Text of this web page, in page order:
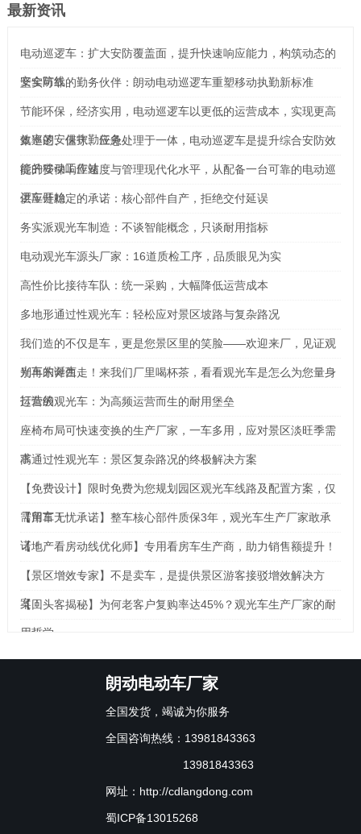
最新资讯
电动巡逻车：扩大安防覆盖面，提升快速响应能力，构筑动态的
安全防线
坚实可靠的勤务伙伴：朗动电动巡逻车重塑移动执勤新标准
节能环保，经济实用，电动巡逻车以更低的运营成本，实现更高
效率的安保执勤任务
集巡逻、值守、应急处理于一体，电动巡逻车是提升综合安防效
能的移动工作站
提升安保响应速度与管理现代化水平，从配备一台可靠的电动巡
逻车开始
供应链稳定的承诺：核心部件自产，拒绝交付延误
务实派观光车制造：不谈智能概念，只谈耐用指标
电动观光车源头厂家：16道质检工序，品质眼见为实
高性价比接待车队：统一采购，大幅降低运营成本
多地形通过性观光车：轻松应对景区坡路与复杂路况
我们造的不仅是车，更是您景区里的笑脸——欢迎来厂，见证观
光车的诞生
别再东奔西走！来我们厂里喝杯茶，看看观光车是怎么为您量身
打造的
运营级观光车：为高频运营而生的耐用堡垒
座椅布局可快速变换的生产厂家，一车多用，应对景区淡旺季需
求
高通过性观光车：景区复杂路况的终极解决方案
【免费设计】限时免费为您规划园区观光车线路及配置方案，仅
需留言！
【用车无忧承诺】整车核心部件质保3年，观光车生产厂家敢承
诺！
【地产看房动线优化师】专用看房车生产商，助力销售额提升！
【景区增效专家】不是卖车，是提供景区游客接驳增效解决方
案！
【回头客揭秘】为何老客户复购率达45%？观光车生产厂家的耐
用哲学
朗动电动车厂家
全国发货，竭诚为你服务
全国咨询热线：13981843363
13981843363
网址：http://cdlangdong.com
蜀ICP备13015268